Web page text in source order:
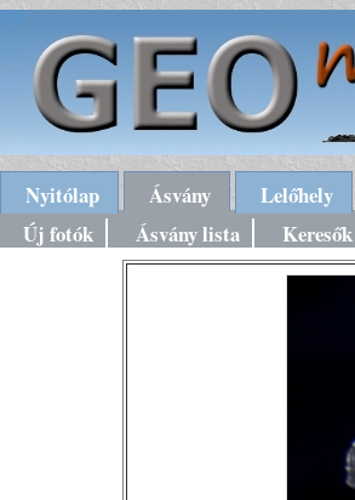
Nyitólap Ásvány Lelőhely
Új fotók
Ásvány lista Keresők